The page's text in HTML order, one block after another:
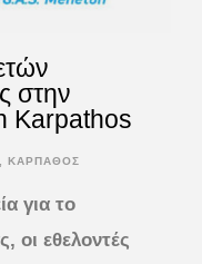
στην
Karpathos
ΚΑΡΠΑΘΟΣ
για το
οι εθελοντές